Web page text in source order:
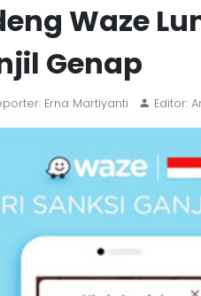
Waze
Genap
Erna Martiyanti Editor: